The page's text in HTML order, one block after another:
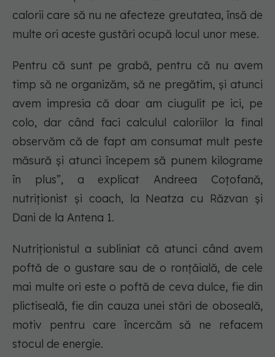
calorii care să nu ne afecteze greutatea, însă de
multe ori aceste gustări ocupă locul unor mese.
Pentru că sunt pe grabă, pentru că nu avem
timp să ne organizăm, să ne pregătim, și atunci
avem impresia că doar am ciugulit pe ici, pe
colo, dar când faci calculul caloriilor la final
observăm că de fapt am consumat mult peste
măsură și atunci începem să punem kilograme
în plus”, a explicat Andreea Coțofană,
nutriționist și coach, la Neatza cu Răzvan și
Dani de la Antena 1.
Nutriționistul a subliniat că atunci când avem
poftă de o gustare sau de o ronțăială, de cele
mai multe ori este o poftă de ceva dulce, fie din
plictiseală, fie din cauza unei stări de oboseală,
motiv pentru care încercăm să ne refacem
stocul de energie.